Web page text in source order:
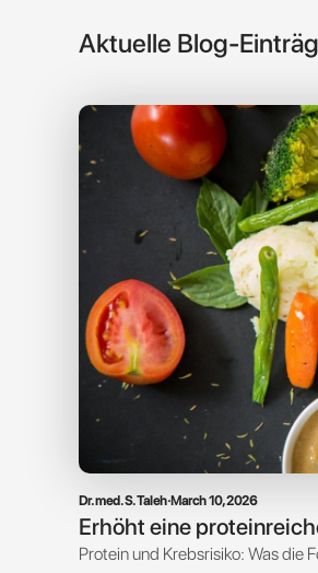
Aktuelle Blog-
Dr. med. S. Taleh·March 10, 2026
Erhöht eine
Protein und Krebsrisiko: Was die